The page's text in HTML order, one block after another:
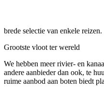
brede selectie van enkele reizen.
Grootste vloot ter wereld
We hebben meer rivier- en
andere aanbieder dan ook, te
ruime aanbod aan boten biedt